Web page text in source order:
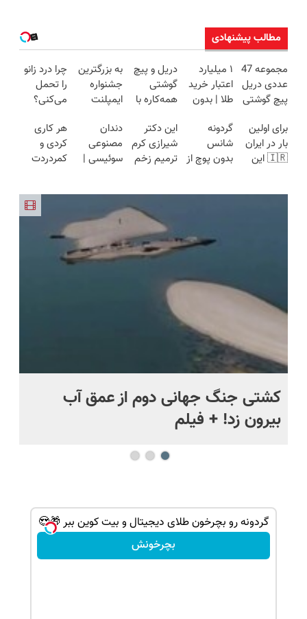
مطالب پیشنهادی
مجموعه 47
عددی دریل
پیچ گوشتی
(تخفیف به
مدت
محدود)
۱ میلیارد
اعتبار خرید
طلا | بدون
چک
دریل و پیچ
گوشتی
همه‌کاره با
هوشمند ⚙️
(نصف
قیمت بازار
به بزرگترین
جشنواره
ایمپلنت
بزنید ! |
فقط ۲۵
میلیون !
چرا درد زانو
را تحمل
می‌کنی؟
درمنزل
درمانش کن
برای اولین
بار در ایران
🇮🇷 این
گردونه
شانس
بدون پوچ از
این دکتر
شیرازی کرم
ترمیم زخم
دندان
مصنوعی
سوئیسی |
ویزیت
رایگان+پرداخت
اقساطی😍
هر کاری
کردی و
کمردردت
پرسشنامه و
دریافت راه
حل
کشتی‌ جنگ جهانی دوم از عمق آب
بیرون زد! + فیلم
گردونه رو بچرخون طلای دیجیتال و بیت کوین ببر 🎁😍
بچرخونش